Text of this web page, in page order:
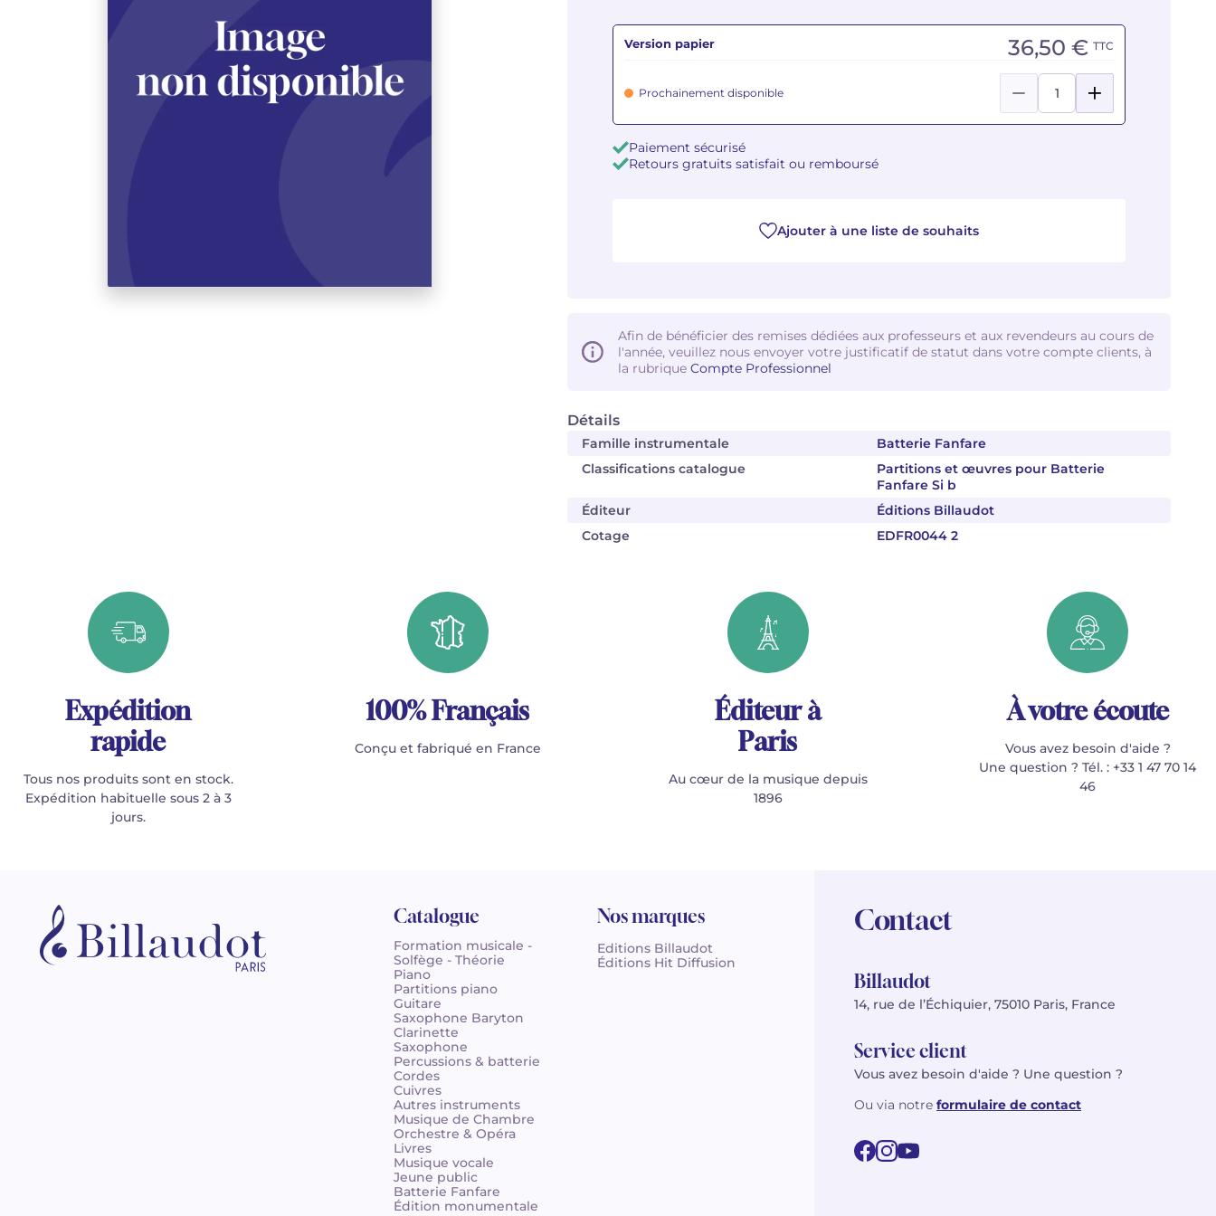
Détails
Famille instrumentale
Batterie Fanfare
Classifications catalogue
Partitions et œuvres pour Batterie
Fanfare Si b
Éditeur
Éditions Billaudot
Cotage
EDFR0044 2
Version papier 36,50 € TTC
Prochainement disponible
Paiement sécurisé
Retours gratuits satisfait ou remboursé
Ajouter à une liste de souhaits
Afin de bénéficier des remises dédiées aux professeurs et aux revendeurs au cours de
l'année, veuillez nous envoyer votre justificatif de statut dans votre compte clients, à
la rubrique Compte Professionnel
Expédition
rapide
Tous nos produits sont en stock.
Expédition habituelle sous 2 à 3
jours.
100% Français
Conçu et fabriqué en France
Éditeur à
Paris
Au cœur de la musique depuis
1896
À votre écoute
Vous avez besoin d'aide ?
Une question ? Tél. : +33 1 47 70 14
46
Catalogue
Formation musicale -
Solfège - Théorie
Piano
Partitions piano
Guitare
Saxophone Baryton
Clarinette
Saxophone
Percussions & batterie
Cordes
Cuivres
Autres instruments
Musique de Chambre
Orchestre & Opéra
Livres
Musique vocale
Jeune public
Batterie Fanfare
Édition monumentale
Nos marques
Editions Billaudot
Éditions Hit Diffusion
Contact
Billaudot
14, rue de l’Échiquier, 75010 Paris, France
Service client
Vous avez besoin d'aide ? Une question ?
Ou via notre formulaire de contact